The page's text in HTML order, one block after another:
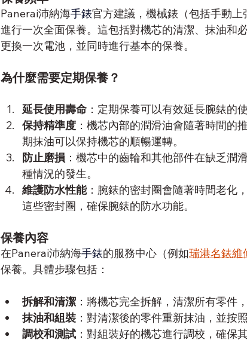
Panerai沛納海手錶官方建議，機械錶（包括手動
進行一次全面保養。這包括對機芯的清潔、抹油和
更換一次電池，並同時進行基本的保養。
為什麼需要定期保養？
延長使用壽命 ：定期保養可以有效延長腕錶的
保持精準度 ：機芯內部的潤滑油會隨著時間的
期抹油可以保持機芯的順暢運轉。
防止磨損 ：機芯中的齒輪和其他部件在缺乏潤
種情況的發生。
維護防水性能：腕錶的密封圈會隨著時間老化
這些密封圈，確保腕錶的防水功能。
保養內容
在Panerai沛納海手錶的服務中心（例如瑞港名錶維
保養。具體步驟包括：
拆解和清潔 ：將機芯完全拆解，清潔所有零件
抹油和組裝 ：對清潔後的零件重新抹油，並按
調校和測試 ：對組裝好的機芯進行調校，確保